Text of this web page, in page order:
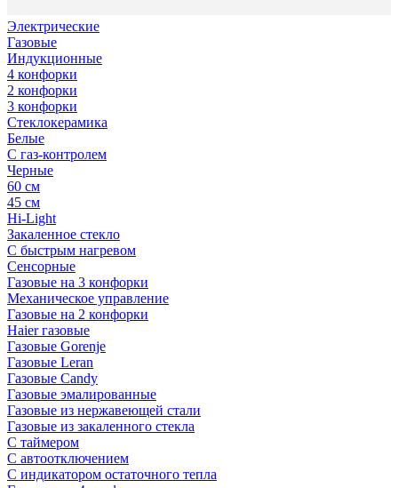
Электрические
Газовые
Индукционные
4 конфорки
2 конфорки
3 конфорки
Стеклокерамика
Белые
С газ-контролем
Черные
60 см
45 см
Hi-Light
Закаленное стекло
С быстрым нагревом
Сенсорные
Газовые на 3 конфорки
Механическое управление
Газовые на 2 конфорки
Haier газовые
Газовые Gorenje
Газовые Leran
Газовые Candy
Газовые эмалированные
Газовые из нержавеющей стали
Газовые из закаленного стекла
С таймером
С автоотключением
С индикатором остаточного тепла